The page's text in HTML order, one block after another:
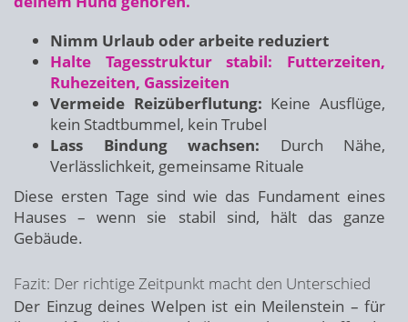
Nimm Urlaub oder arbeite reduziert
Halte Tagesstruktur stabil: Futterzeiten,
Ruhezeiten, Gassizeiten
Vermeide Reizüberflutung: Keine Ausflüge,
kein Stadtbummel, kein Trubel
Lass Bindung wachsen: Durch Nähe,
Verlässlichkeit, gemeinsame Rituale
Diese ersten Tage sind wie das Fundament eines
Hauses – wenn sie stabil sind, hält das ganze
Gebäude.
Fazit: Der richtige Zeitpunkt macht den Unterschied
Der Einzug deines Welpen ist ein Meilenstein – für